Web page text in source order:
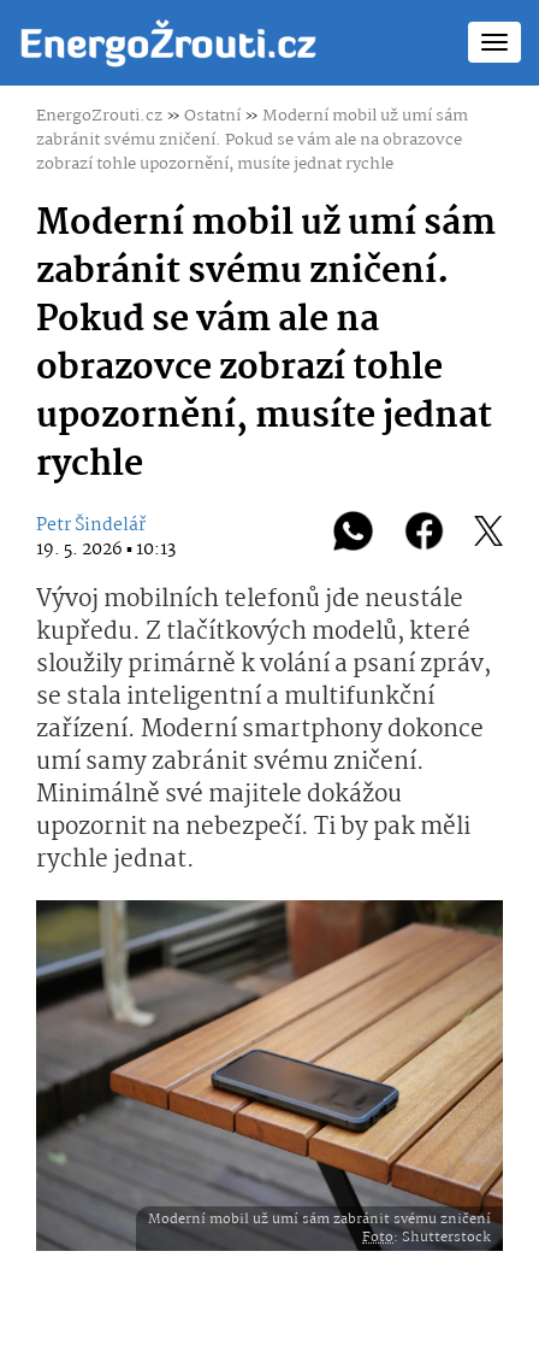
EnergoZrouti.cz»Ostatní»Moderní mobil už umí sám
zabránit svému zničení. Pokud se vám ale na obrazovce
zobrazí tohle upozornění, musíte jednat rychle
Moderní mobil už umí sám
zabránit svému zničení.
Pokud se vám ale na
obrazovce zobrazí tohle
upozornění, musíte jednat
rychle
Petr Šindelář
19. 5. 2026 ▪ 10:13
Vývoj mobilních telefonů jde neustále
kupředu. Z tlačítkových modelů, které
sloužily primárně k volání a psaní zpráv,
se stala inteligentní a multifunkční
zařízení. Moderní smartphony dokonce
umí samy zabránit svému zničení.
Minimálně své majitele dokážou
upozornit na nebezpečí. Ti by pak měli
rychle jednat.
Moderní mobil už umí sám zabránit svému zničení
Foto: Shutterstock